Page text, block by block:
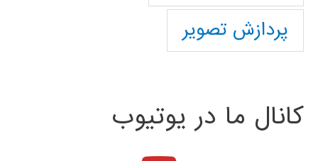
پردازش تصویر
کانال ما در یوتیوب